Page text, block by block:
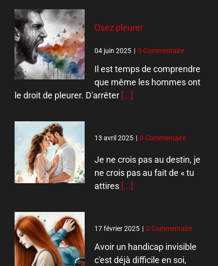
Osez pleurer
04 juin 2025 | 0 Commentaire
Il est temps de comprendre
que même les hommes ont
le droit de pleurer. D'arrêter[...]
13 avril 2025 | 0 Commentaire
Je ne crois pas au destin, je
ne crois pas au fait de « tu
attires[...]
17 février 2025 | 0 Commentaire
Avoir un handicap invisible
c'est déjà difficile en soi,